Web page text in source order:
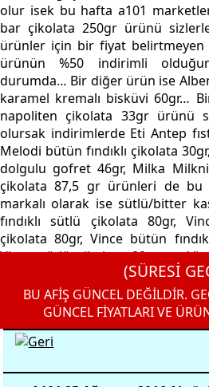
olur isek bu hafta a101
bar çikolata 250gr ürünü
ürünler için bir fiyat belirtmeyen
ürünün %50 indirimli
durumda… Bir diğer ürün ise
karamel kremalı bisküvi 60gr…
napoliten çikolata 33gr ürünü
olursak indirimlerde Eti Antep
Melodi bütün fındıklı çikolata
dolgulu gofret 46gr, Milka
çikolata 87,5 gr ürünleri de bu
markalı olarak ise sütlü/bitter
fındıklı sütlü çikolata 80gr,
çikolata 80gr, Vince bütün
Vince sütlü çikolata 80gr ve
ürünleri sizlerle. Ek olarak ise
çikolata 100gr ile Milka çilekli
ürünleri de sizlerle.
(SÜRESİ
BU AFİŞ GÜNCEL DEĞİLDİR.
GÜNCEL FİYATLARI VE